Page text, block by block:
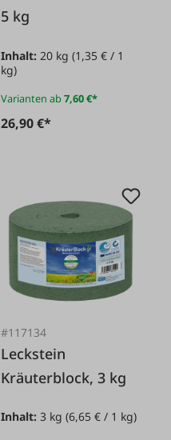
5 kg
Inhalt: 20 kg(1,35 € / 1
kg)
Varianten ab7,60 €*
26,90 €*
#117134
Leckstein
Kräuterblock, 3 kg
Inhalt:3 kg(6,65 € / 1 kg)